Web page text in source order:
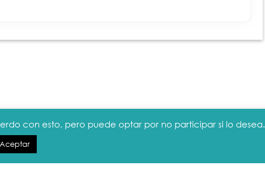
con esto, pero puede optar por no participar si lo desea.
Aceptar